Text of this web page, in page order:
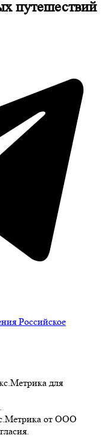
путешествий
Российское
для
от ООО